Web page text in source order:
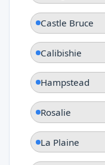
Castle Bruce
Calibishie
Hampstead
Rosalie
La Plaine